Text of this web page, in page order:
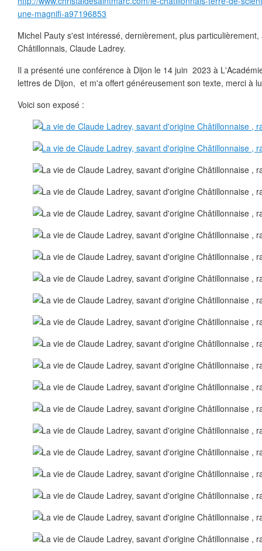
une-magnifi-a97196853
Michel Pauty s'est intéressé, dernièrement, plus
Châtillonnais, Claude Ladrey.
Il a présenté une conférence à Dijon le 14 juin 2023 à
lettres de Dijon, et m'a offert généreusement son texte, merci à
Voici son exposé :